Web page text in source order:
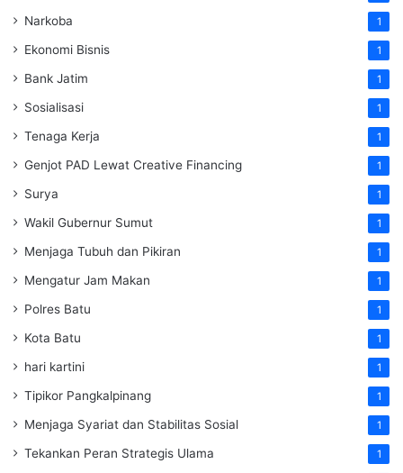
Narkoba 1
Ekonomi Bisnis 1
Bank Jatim 1
Sosialisasi 1
Tenaga Kerja 1
Genjot PAD Lewat Creative Financing 1
Surya 1
Wakil Gubernur Sumut 1
Menjaga Tubuh dan Pikiran 1
Mengatur Jam Makan 1
Polres Batu 1
Kota Batu 1
hari kartini 1
Tipikor Pangkalpinang 1
Menjaga Syariat dan Stabilitas Sosial 1
Tekankan Peran Strategis Ulama 1